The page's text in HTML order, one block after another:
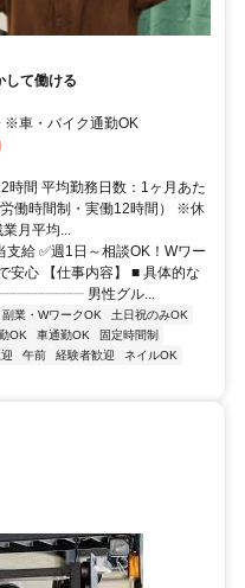
して働ける
※車・バイク通勤OK
時間 平均勤務日数：1ヶ月あた
働時間制・実働12時間） ※休
月平均...
給 ✅週1日～相談OK！Wワー
安心 【仕事内容】 ■ 具体的な
男性グル...
副業・WワークOK
土日祝のみOK
OK 車通勤OK
固定時間制
午前 経験者歓迎
ネイルOK